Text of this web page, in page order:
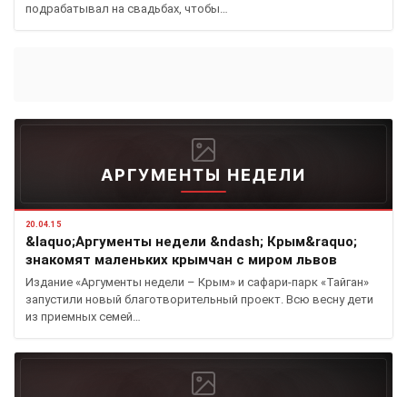
подрабатывал на свадьбах, чтобы…
АРГУМЕНТЫ НЕДЕЛИ
20.04.15
&laquo;Аргументы недели &ndash; Крым&raquo;
знакомят маленьких крымчан с миром львов
Издание «Аргументы недели – Крым» и сафари-парк «Тайган»
запустили новый благотворительный проект. Всю весну дети
из приемных семей…